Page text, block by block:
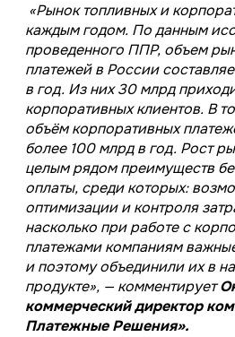
«Рынок топливных и
каждым годом. По данным
проведенного ППР, объем
платежей в России
в год. Из них 30 млрд
корпоративных клиентов. В
объём корпоративных
более 100 млрд в год. Рост
целым рядом преимуществ
оплаты, среди которых:
оптимизации и контроля
насколько при работе с
платежами компаниям
и поэтому объединили их в
продукте», — комментирует
коммерческий директор
Платежные Решения».